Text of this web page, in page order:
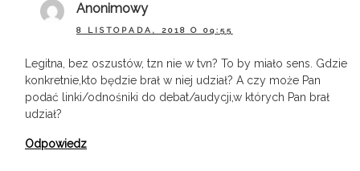
Anonimowy
8 LISTOPADA, 2018 O 09:55
Legitna, bez oszustów, tzn nie w tvn? To by miało sens. Gdzie
konkretnie,kto będzie brał w niej udział? A czy może Pan
podać linki/odnośniki do debat/audycji,w których Pan brał
udział?
Odpowiedz